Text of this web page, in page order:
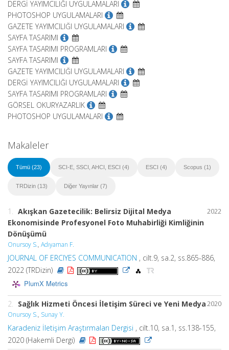
DERGİ YAYIMCILIĞI UYGULAMALARI
PHOTOSHOP UYGULAMALARI
GAZETE YAYIMCILIĞI UYGULAMALARI
SAYFA TASARIMI
SAYFA TASARIMI PROGRAMLARI
SAYFA TASARIMI
GAZETE YAYIMCILIĞI UYGULAMALARI
DERGİ YAYIMCILIĞI UYGULAMALARI
SAYFA TASARIMI PROGRAMLARI
GÖRSEL OKURYAZARLIK
PHOTOSHOP UYGULAMALARI
Makaleler
Tümü (23) SCI-E, SSCI, AHCI, ESCI (4) ESCI (4) Scopus (1)
TRDizin (13) Diğer Yayınlar (7)
2022
1. Akışkan Gazetecilik: Belirsiz Dijital Medya
Ekonomisinde Profesyonel Foto Muhabirliği Kimliğinin
Dönüşümü
Onursoy S., Adıyaman F.
JOURNAL OF ERCIYES COMMUNICATION , cilt.9, sa.2, ss.865-886,
2022 (TRDizin)
PlumX Metrics
2020
2. Sağlık Hizmeti Öncesi İletişim Süreci ve Yeni Medya
Onursoy S., Sunay Y.
Karadeniz İletişim Araştırmaları Dergisi , cilt.10, sa.1, ss.138-155,
2020 (Hakemli Dergi)